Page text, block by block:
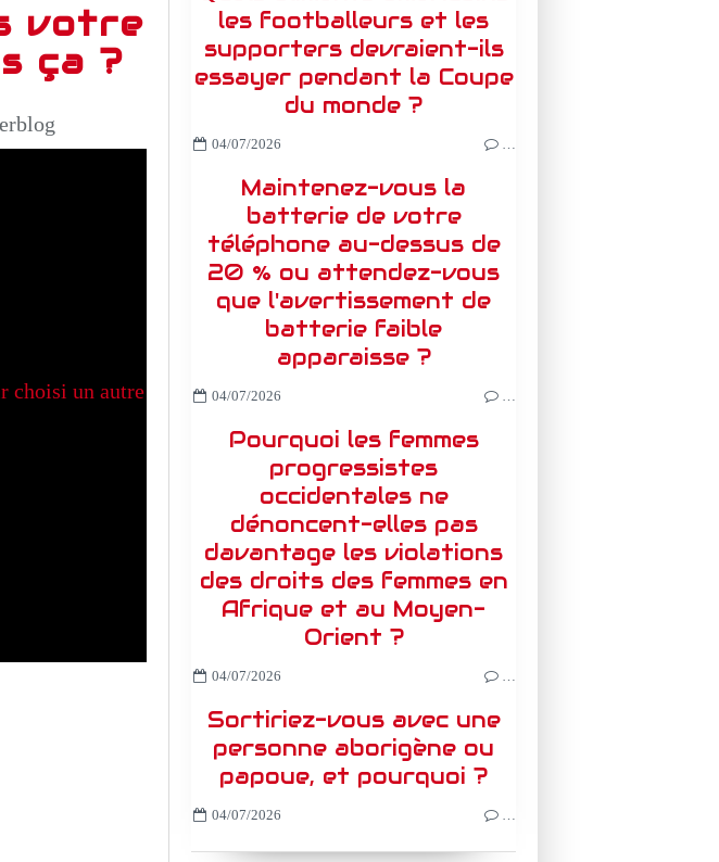
votre
ça ?
les footballeurs et les
supporters devraient-ils
essayer pendant la Coupe
du monde ?
04/07/2026 …
Maintenez-vous la
batterie de votre
téléphone au-dessus de
20 % ou attendez-vous
que l'avertissement de
batterie faible
apparaisse ?
04/07/2026 …
Pourquoi les femmes
progressistes
occidentales ne
dénoncent-elles pas
davantage les violations
des droits des femmes en
Afrique et au Moyen-
Orient ?
04/07/2026 …
Sortiriez-vous avec une
personne aborigène ou
papoue, et pourquoi ?
04/07/2026 …